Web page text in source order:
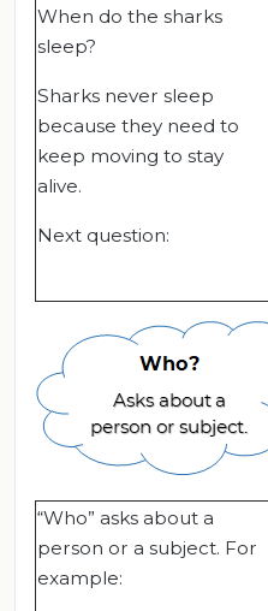
When do the sharks
sleep?
Sharks never sleep
because they need to
keep moving to stay
alive.
Next question:
“Who” asks about a
person or a subject. For
example: